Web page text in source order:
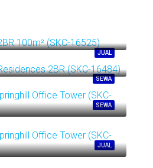
JUAL
SEWA
SEWA
JUAL